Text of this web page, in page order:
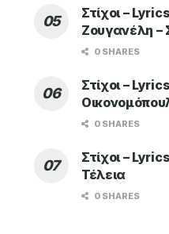
Στίχοι –
Ζουγανέλη –
0 SHARES
Στίχοι –
0 SHARES
Στίχοι –
Τέλεια
0 SHARES